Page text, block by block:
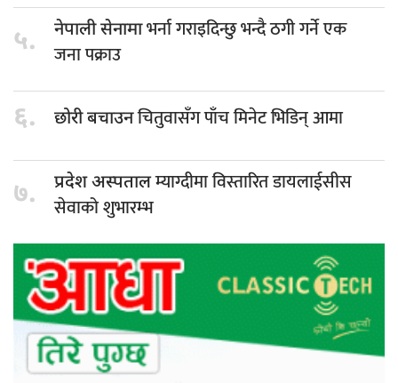
५. नेपाली सेनामाभर्ना गराइदिन्छु भन्दै ठगी गर्ने एक
जना पक्राउ
६. छोरी बचाउनचितुवासँग पाँच मिनेट भिडिन् आमा
७. प्रदेश अस्पतालम्याग्दीमा विस्तारित डायलाईसीस
सेवाको शुभारम्भ